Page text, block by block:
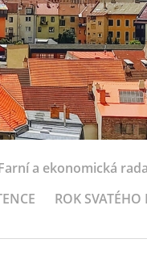
a ekonomická rada
ROK